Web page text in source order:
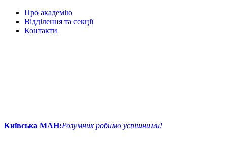
Про академію
Відділення та секції
Контакти
Київська МАН:Розумних робимо успішними!